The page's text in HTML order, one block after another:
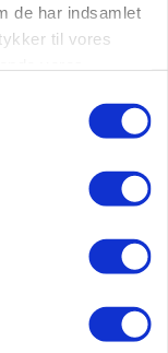
de har indsamlet
til vores
Tysk